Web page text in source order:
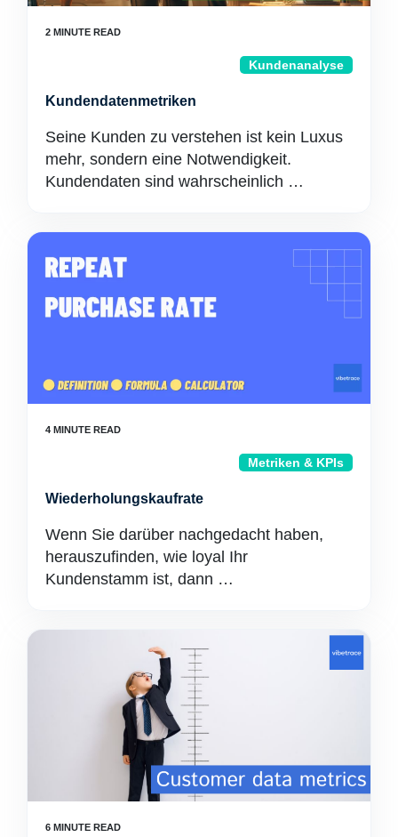
Kundenanalyse
Kundendatenmetriken
Seine Kunden zu verstehen ist kein Luxus
mehr, sondern eine Notwendigkeit.
Kundendaten sind wahrscheinlich …
Metriken & KPIs
Wiederholungskaufrate
Wenn Sie darüber nachgedacht haben,
herauszufinden, wie loyal Ihr
Kundenstamm ist, dann …